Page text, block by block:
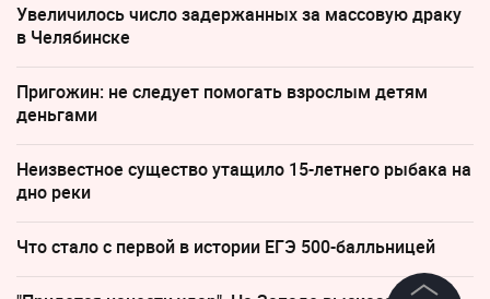
Увеличилось число задержанных за массовую драку
в Челябинске
Пригожин: не следует помогать взрослым детям
деньгами
Неизвестное существо утащило 15-летнего рыбака на
дно реки
Что стало с первой в истории ЕГЭ 500-балльницей